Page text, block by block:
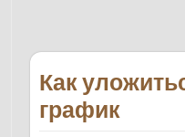
Как
график